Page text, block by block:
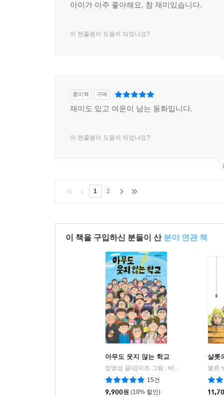
아이가 아주 좋아해요. 참 재미있습니다.
이 한줄평이 도움이 되었나요?
종이책 구매
재미도 있고 여운이 남는 동화입니다.
이 한줄평이 도움이 되었나요?
1 2
이 책을 구입하신 분들이 산 분야 연관 책
아무도 웃지 않는 학교
정명섭 글/김이조 그림
바우솔
15건
9,900원 (10% 할인)
샬롯